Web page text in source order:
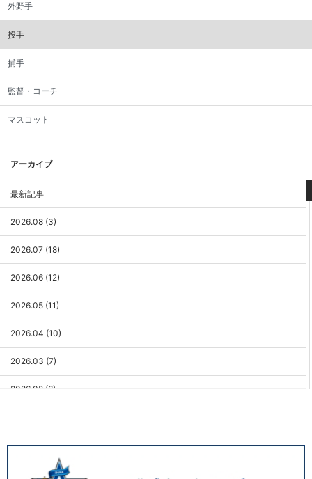
外野手
投手
捕手
監督・コーチ
マスコット
アーカイブ
最新記事
2026.08 (3)
2026.07 (18)
2026.06 (12)
2026.05 (11)
2026.04 (10)
2026.03 (7)
2026.02 (6)
2025.12 (3)
2025.11 (6)